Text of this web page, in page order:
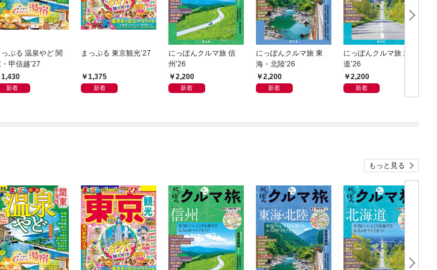
っぷる 温泉やど 関
甲信越’27
1,430
新着
まっぷる 東京観光’27
1,375
新着
にっぽんクルマ旅 信
州’26
2,200
新着
にっぽんクルマ旅 東
海・北陸’26
2,200
新着
にっぽんクルマ旅 北海
道’26
2,200
新着
もっと見る